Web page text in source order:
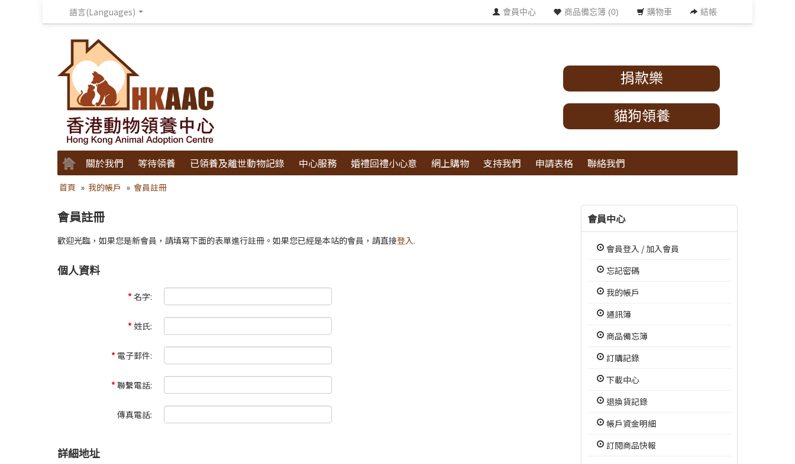
語言(Languages) 會員中心 商品備忘簿 (0) 購物車 結帳
捐款樂
貓狗領養
關於我們 等待領養 已領養及離世動物記錄 中心服務 婚禮回禮小心意 網上購物 支持我們 申請表格 聯絡我們
首頁 » 我的帳戶 » 會員註冊
會員註冊
歡迎光臨，如果您是新會員，請填寫下面的表單進行註冊。如果您已經是本站的會員，請直接登入.
個人資料
*名字:
* 姓氏:
* 電子郵件:
*聯繫電話:
傳真電話:
詳細地址
會員中心
會員登入 /加入會員
忘記密碼
我的帳戶
通訊簿
商品備忘簿
訂購記錄
下載中心
退換貨記錄
帳戶資金明細
訂閱商品快報